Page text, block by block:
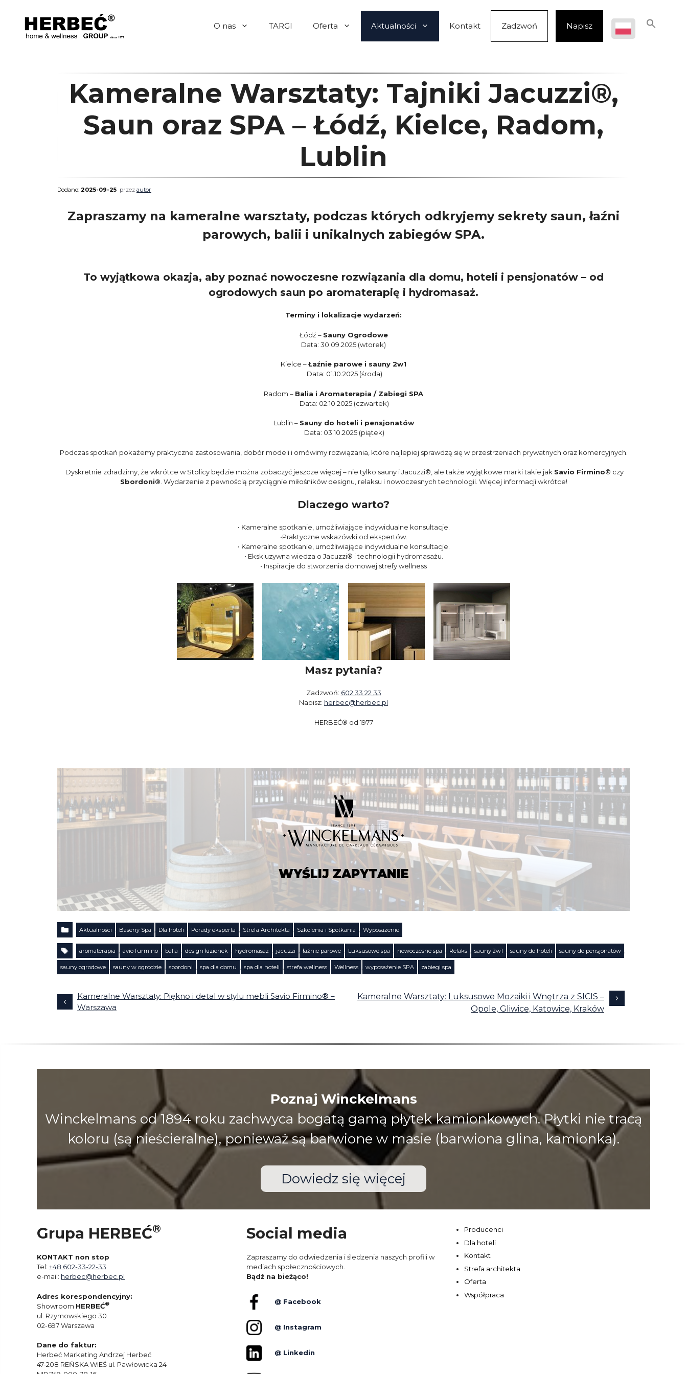
O nas TARGI Oferta Aktualności Kontakt Zadzwoń Napisz
Kameralne Warsztaty: Tajniki Jacuzzi®,
Saun oraz SPA – Łódź, Kielce, Radom,
Lublin
2025-09-25 przez autor
Zapraszamy na kameralne warsztaty, podczas których odkryjemy sekrety saun, łaźni
parowych, balii i unikalnych zabiegów SPA.
To wyjątkowa okazja, aby poznać nowoczesne rozwiązania dla domu, hoteli i pensjonatów – od
ogrodowych saun po aromaterapię i hydromasaż.
Terminy i lokalizacje wydarzeń:
Łódź – Sauny Ogrodowe
Data: 30.09.2025 (wtorek)
Kielce –Łaźnie parowe i sauny 2w1
Data: 01.10.2025 (środa)
Radom – Balia i Aromaterapia / Zabiegi SPA
Data: 02.10.2025 (czwartek)
Lublin – Sauny do hoteli i pensjonatów
Data: 03.10.2025 (piątek)
Podczas spotkań pokażemy praktyczne zastosowania, dobór modeli i omówimy rozwiązania, które najlepiej sprawdzą się w przestrzeniach prywatnych oraz komercyjnych.
Dyskretnie zdradzimy, że wkrótce w Stolicy będzie można zobaczyć jeszcze więcej – nie tylko sauny i Jacuzzi®, ale także wyjątkowe marki takie jak Savio Firmino® czy
Sbordoni® . Wydarzenie z pewnością przyciągnie miłośników designu, relaksu i nowoczesnych technologii. Więcej informacji wkrótce!
Dlaczego warto?
•⁠ ⁠⁠Kameralne spotkanie, umożliwiające indywidualne konsultacje.
•⁠Praktyczne wskazówki od ekspertów.
•⁠ ⁠Kameralne spotkanie, umożliwiające indywidualne konsultacje.
•⁠ ⁠Ekskluzywna wiedza o Jacuzzi® i technologii hydromasażu.
•⁠ ⁠Inspiracje do stworzenia domowej strefy wellness
Masz pytania?
Zadzwoń: 602 33 22 33
Napisz: herbec@herbec.pl
HERBEĆ® od 1977
WYŚLIJ ZAPYTANIE
KategorieAktualności , Baseny Spa , Dla hoteli , Porady eksperta , Strefa Architekta , Szkolenia i Spotkania , Wyposażenie
Tagi
aromaterapia , avio furmino , balia , design łazienek , hydromasaż , jacuzzi , łaźnie parowe , Luksusowe spa , nowoczesne spa , Relaks , sauny 2w1 , sauny do hoteli , sauny do pensjonatów ,
sauny ogrodowe , sauny w ogrodzie , sbordoni , spa dla domu , spa dla hoteli , strefa wellness , Wellness , wyposażenie SPA , zabiegi spa
Kameralne Warsztaty: Piękno i detal w stylu mebli Savio Firmino® –
Warszawa
Kameralne Warsztaty: Luksusowe Mozaiki i Wnętrza z SICIS –
Opole, Gliwice, Katowice, Kraków
Poznaj Winckelmans
Winckelmans od 1894 roku zachwyca bogatą gamą płytek kamionkowych. Płytki nie tracą
koloru (są nieścieralne), ponieważ są barwione w masie (barwiona glina, kamionka).
Dowiedz się więcej
Grupa HERBEĆ®
KONTAKT non stop
Tel: +48 602-33-22-33
e-mail: herbec@herbec.pl
Adres korespondencyjny:
Showroom HERBEĆ®
ul. Rzymowskiego 30
02-697 Warszawa
Dane do faktur:
Herbeć Marketing Andrzej Herbeć
47-208 REŃSKA WIEŚ ul. Pawłowicka 24
Social media
Zapraszamy do odwiedzenia i śledzenia naszych profili w
mediach społecznościowych.
Bądź na bieżąco!
@ Facebook
@ Instagram
@ Linkedin
Producenci
Dla hoteli
Kontakt
Strefa architekta
Oferta
Współpraca